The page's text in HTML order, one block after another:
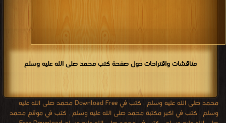
مناقشات واقتراحات حول صفحة كتب محمد صلى الله عليه وسلم
محمد صلى الله عليه وسلم ,
كتب في Download Free محمد صلى الله عليه
وسلم , كتب في اكبر مكتبة محمد صلى الله عليه وسلم , كتب في موقع محمد